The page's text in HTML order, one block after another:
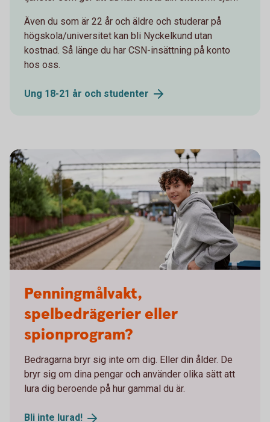
Även du som är 22 år och äldre och studerar på
högskola/universitet kan bli Nyckelkund utan
kostnad. Så länge du har CSN-insättning på konto
hos oss.
Ung 18-21 år och studenter
Penningmålvakt,
spelbedrägerier eller
spionprogram?
Bedragarna bryr sig inte om dig. Eller din ålder. De
bryr sig om dina pengar och använder olika sätt att
lura dig beroende på hur gammal du är.
Bli inte lurad!